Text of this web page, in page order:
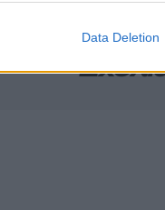
Data Deletion